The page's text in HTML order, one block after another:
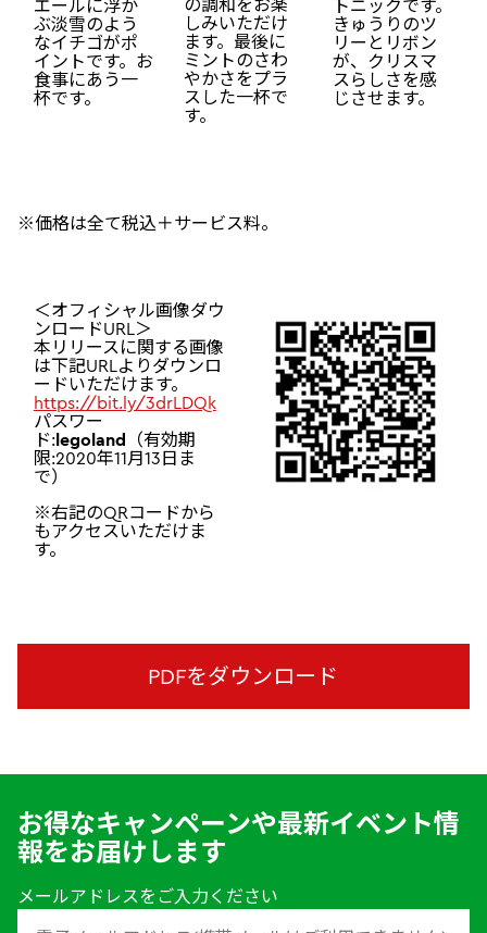
エールに浮か
ぶ淡雪のよう
なイチゴがポ
イントです。お
食事にあう一
杯です。
の調和をお楽
しみいただけ
ます。最後に
ミントのさわ
やかさをプラ
スした一杯で
す。
トニックです。
きゅうりのツ
リーとリボン
が、クリスマ
スらしさを感
じさせます。
※価格は全て税込＋サービス料。
＜オフィシャル画像ダウ
ンロードURL＞
本リリースに関する画像
は下記URLよりダウンロ
ードいただけます。
https://bit.ly/3drLDQk
パスワー
ド:legoland （有効期
限:2020年11月13日ま
で）
※右記のQRコードから
もアクセスいただけま
す。
PDFをダウンロード
お得なキャンペーンや最新イベント情
報をお届けします
メールアドレスをご入力ください